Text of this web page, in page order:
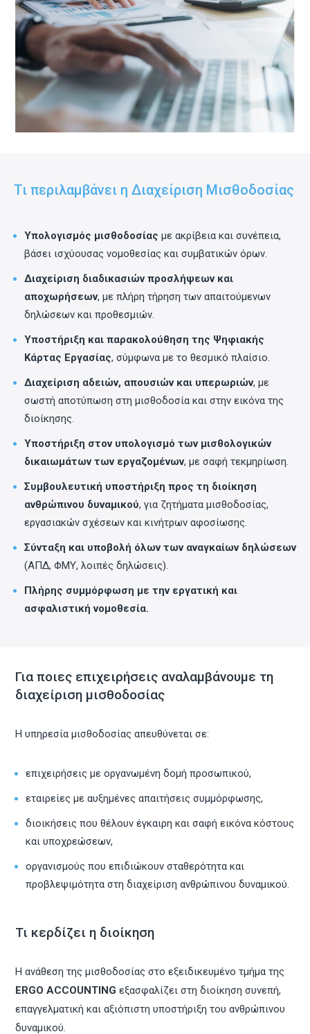
Τι περιλαμβάνει η Διαχείριση Μισθοδοσίας
Υπολογισμός μισθοδοσίας με ακρίβεια και συνέπεια,
βάσει ισχύουσας νομοθεσίας και συμβατικών όρων.
Διαχείριση διαδικασιών προσλήψεων και
αποχωρήσεων, με πλήρη τήρηση των απαιτούμενων
δηλώσεων και προθεσμιών.
Υποστήριξη και παρακολούθηση της Ψηφιακής
Κάρτας Εργασίας, σύμφωνα με το θεσμικό πλαίσιο.
Διαχείριση αδειών, απουσιών και υπερωριών, με
σωστή αποτύπωση στη μισθοδοσία και στην εικόνα της
διοίκησης.
Υποστήριξη στον υπολογισμό των μισθολογικών
δικαιωμάτων των εργαζομένων, με σαφή τεκμηρίωση.
Συμβουλευτική υποστήριξη προς τη διοίκηση
ανθρώπινου δυναμικού, για ζητήματα μισθοδοσίας,
εργασιακών σχέσεων και κινήτρων αφοσίωσης.
Σύνταξη και υποβολή όλων των αναγκαίων δηλώσεων
(ΑΠΔ, ΦΜΥ, λοιπές δηλώσεις).
Πλήρης συμμόρφωση με την εργατική και
ασφαλιστική νομοθεσία.
Για ποιες επιχειρήσεις αναλαμβάνουμε τη
διαχείριση μισθοδοσίας
Η υπηρεσία μισθοδοσίας απευθύνεται σε:
επιχειρήσεις με οργανωμένη δομή προσωπικού,
εταιρείες με αυξημένες απαιτήσεις συμμόρφωσης,
διοικήσεις που θέλουν έγκαιρη και σαφή εικόνα κόστους
και υποχρεώσεων,
οργανισμούς που επιδιώκουν σταθερότητα και
προβλεψιμότητα στη διαχείριση ανθρώπινου δυναμικού.
Τι κερδίζει η διοίκηση
Η ανάθεση της μισθοδοσίας στο εξειδικευμένο τμήμα της
ERGO ACCOUNTING εξασφαλίζει στη διοίκηση συνεπή,
επαγγελματική και αξιόπιστη υποστήριξη του ανθρώπινου
δυναμικού.